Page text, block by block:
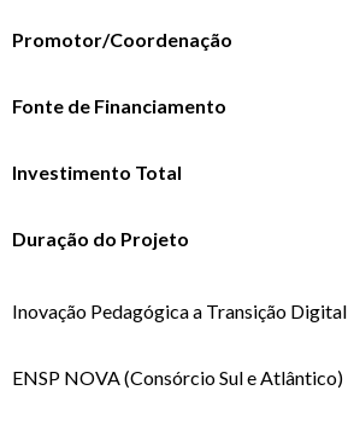
Promotor/Coordenação
Fonte de Financiamento
Investimento Total
Duração do Projeto
Inovação Pedagógica a Transição Digital
ENSP NOVA (Consórcio Sul e Atlântico)